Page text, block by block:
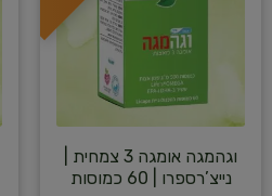
וגהמגה אומגה 3 צמחית |
נייצ’רספרו | 60 כמוסות